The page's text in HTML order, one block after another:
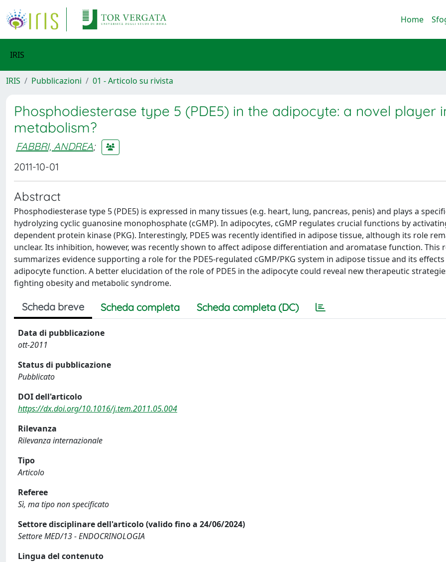
Home
IRIS
IRIS Pubblicazioni 01 - Articolo su rivista
Phosphodiesterase type 5 (PDE5) in the adipocyte: a novel player
metabolism?
FABBRI, ANDREA;
2011-10-01
Abstract
Phosphodiesterase type 5 (PDE5) is expressed in many tissues (e.g. heart, lung, pancreas, penis) and plays a
hydrolyzing cyclic guanosine monophosphate (cGMP). In adipocytes, cGMP regulates crucial functions by
dependent protein kinase (PKG). Interestingly, PDE5 was recently identified in adipose tissue, although its role
unclear. Its inhibition, however, was recently shown to affect adipose differentiation and aromatase function. This
summarizes evidence supporting a role for the PDE5-regulated cGMP/PKG system in adipose tissue and its
adipocyte function. A better elucidation of the role of PDE5 in the adipocyte could reveal new therapeutic
fighting obesity and metabolic syndrome.
Scheda breve Scheda completa Scheda completa (DC)
Data di pubblicazione
ott-2011
Status di pubblicazione
Pubblicato
DOI dell'articolo
https://dx.doi.org/10.1016/j.tem.2011.05.004
Rilevanza
Rilevanza internazionale
Tipo
Articolo
Referee
Sì, ma tipo non specificato
Settore disciplinare dell'articolo (valido fino a 24/06/2024)
Settore MED/13 - ENDOCRINOLOGIA
Lingua del contenuto